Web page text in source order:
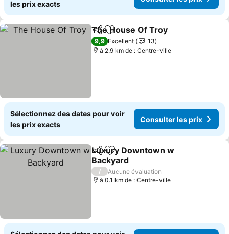
les prix exacts
PartagerAjouter à mes favoris
The House Of Troy
9,9 Excellent
13
à 2.9 km de : Centre-ville
Sélectionnez des dates pour voir
les prix exacts
Consulter les prix
PartagerAjouter à mes favoris
Luxury Downtown w
Backyard
Consulter les prix
/
Aucune évaluation
à 0.1 km de : Centre-ville